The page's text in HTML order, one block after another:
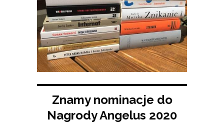
Znamy nominacje do
Nagrody Angelus 2020